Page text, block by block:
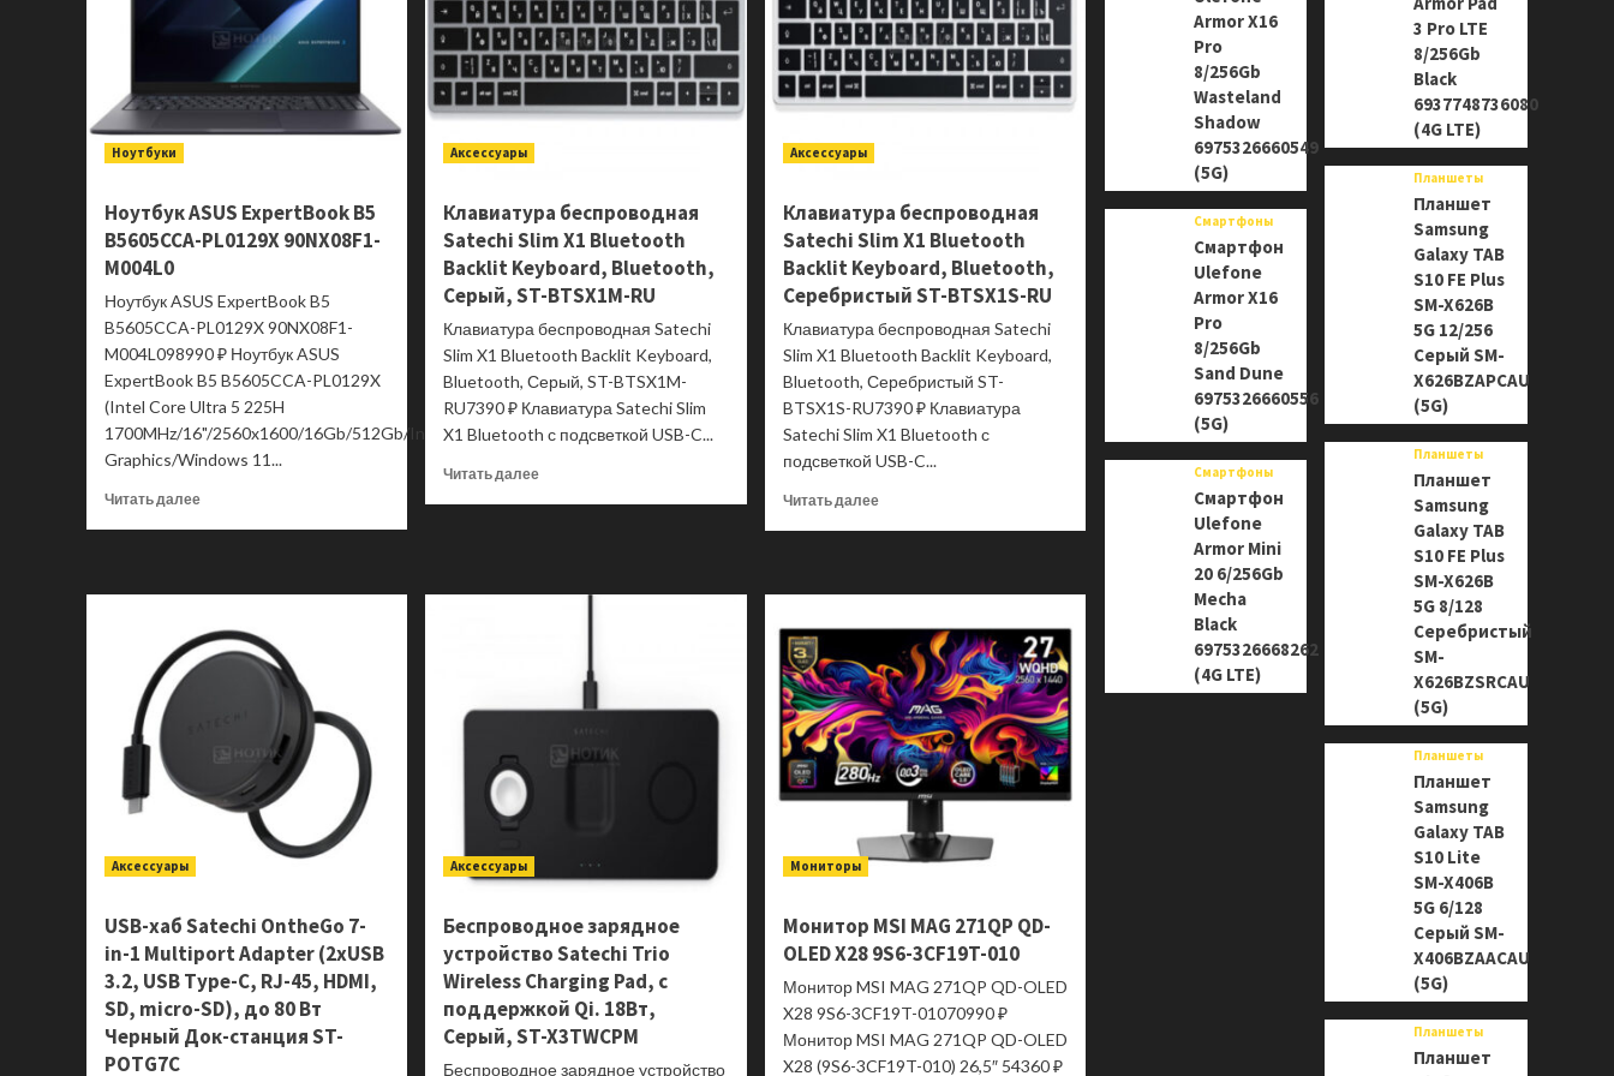
Ноутбуки
Ноутбук ASUS ExpertBook B5
B5605CCA-PL0129X 90NX08F1-
M004L0
Ноутбук ASUS ExpertBook B5
B5605CCA-PL0129X 90NX08F1-
M004L098990 ₽ Ноутбук ASUS
ExpertBook B5 B5605CCA-PL0129X
(Intel Core Ultra 5 225H
1700MHz/16"/2560x1600/16Gb/512Gb/Intel
Graphics/Windows 11...
Читать далееПрочитать
B5
B5605CCA-
Аксессуары
Клавиатура беспроводная
Satechi Slim X1 Bluetooth
Backlit Keyboard, Bluetooth,
Серый, ST-BTSX1M-RU
Клавиатура беспроводная Satechi
Slim X1 Bluetooth Backlit Keyboard,
Bluetooth, Серый, ST-BTSX1M-
RU7390 ₽ Клавиатура Satechi Slim
X1 Bluetooth с подсветкой USB-C...
Читать далееПрочитать
Backlit
ST-
Аксессуары
Клавиатура беспроводная
Satechi Slim X1 Bluetooth
Backlit Keyboard, Bluetooth,
Серебристый ST-BTSX1S-RU
Клавиатура беспроводная Satechi
Slim X1 Bluetooth Backlit Keyboard,
Bluetooth, Серебристый ST-
BTSX1S-RU7390 ₽ Клавиатура
Satechi Slim X1 Bluetooth с
подсветкой USB-C...
Читать далееПрочитать
Slim
Bluetooth
Backlit
Keyboard,
Bluetooth,
Серебристый
ST-
RU
Аксессуары
USB-хаб Satechi OntheGo 7-
in-1 Multiport Adapter (2xUSB
3.2, USB Type-C, RJ-45, HDMI,
SD, micro-SD), до 80 Вт
Черный Док-станция ST-
POTG7C
Аксессуары
Беспроводное зарядное
устройство Satechi Trio
Wireless Charging Pad, с
поддержкой Qi. 18Вт,
Серый, ST-X3TWCPM
Беспроводное зарядное устройство
Мониторы
Монитор MSI MAG 271QP QD-
OLED X28 9S6-3CF19T-010
Монитор MSI MAG 271QP QD-OLED
X28 9S6-3CF19T-01070990 ₽
Монитор MSI MAG 271QP QD-OLED
X28 (9S6-3CF19T-010) 26,5″ 54360 ₽
Armor X16
Pro
8/256Gb
Wasteland
Shadow
6975326660549
(5G)
Смартфоны
Смартфон
Ulefone
Armor X16
Pro
8/256Gb
Sand Dune
6975326660556
(5G)
Смартфоны
Смартфон
Ulefone
Armor Mini
20 6/256Gb
Mecha
Black
6975326668262
(4G LTE)
3 Pro LTE
8/256Gb
Black
6937748736080
(4G LTE)
Планшеты
Планшет
Samsung
Galaxy TAB
S10 FE Plus
SM-X626B
5G 12/256
Серый SM-
X626BZAPCAU
(5G)
Планшеты
Планшет
Samsung
Galaxy TAB
S10 FE Plus
SM-X626B
5G 8/128
Серебристый
SM-
X626BZSRCAU
(5G)
Планшеты
Планшет
Samsung
Galaxy TAB
S10 Lite
SM-X406B
5G 6/128
Серый SM-
X406BZAACAU
(5G)
Планшеты
Планшет